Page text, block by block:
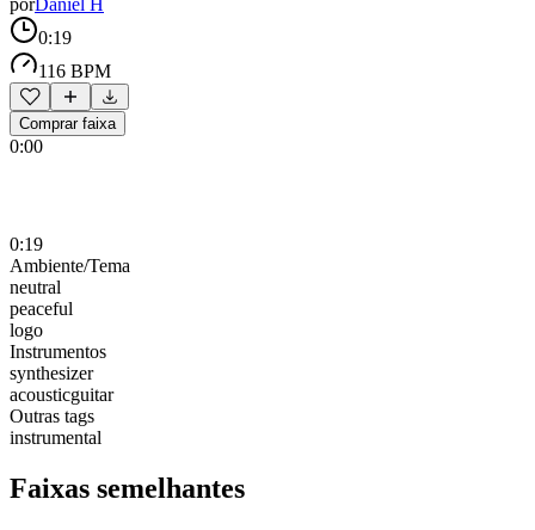
0:19
116 BPM
Comprar faixa
0:00
0:19
Ambiente/Tema
neutral
peaceful
logo
Instrumentos
synthesizer
acousticguitar
Outras tags
instrumental
Faixas semelhantes